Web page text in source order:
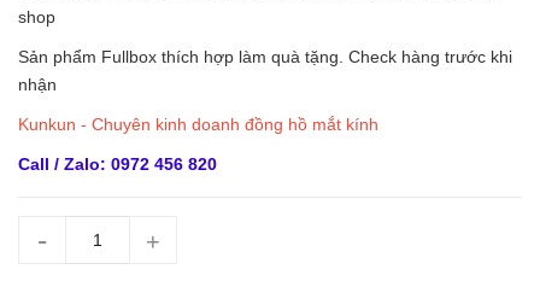
shop
Sản phẩm Fullbox thích hợp làm quà tặng. Check hàng trước khi
nhận
Kunkun - Chuyên kinh doanh đồng hồ mắt kính
Call / Zalo: 0972 456 820
- +